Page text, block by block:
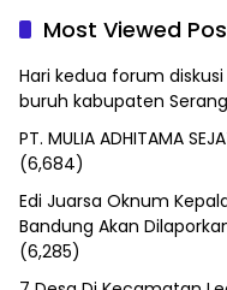
Most Viewed
Hari kedua forum
buruh kabupaten Serang
PT. MULIA ADHITAMA
(6,684)
Edi Juarsa Oknum
Bandung Akan
(6,285)